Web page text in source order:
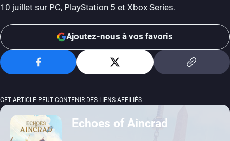
10 juillet sur PC, PlayStation 5 et Xbox Series.
Ajoutez-nous à vos favoris
CET ARTICLE PEUT CONTENIR DES LIENS AFFILIÉS
Echoes of Aincrad